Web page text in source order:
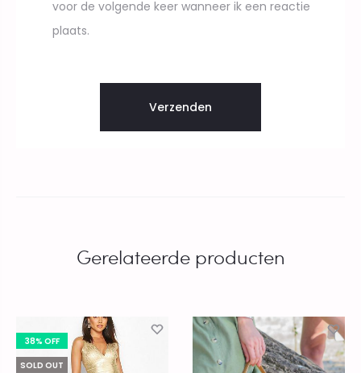
voor de volgende keer wanneer ik een reactie
plaats.
Gerelateerde producten
38% OFF
SOLD OUT